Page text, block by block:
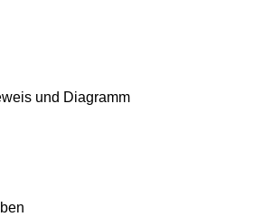
und Diagramm